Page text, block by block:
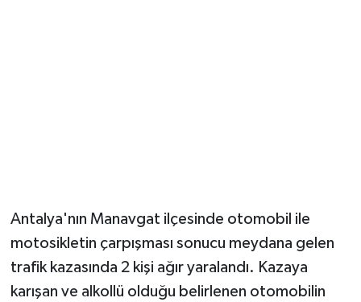
Antalya'nın Manavgat ilçesinde otomobil ile
motosikletin çarpışması sonucu meydana gelen
trafik kazasında 2 kişi ağır yaralandı. Kazaya
karışan ve alkollü olduğu belirlenen otomobilin